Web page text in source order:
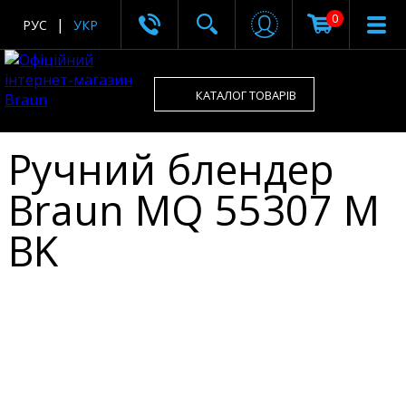
0
РУС УКР
КАТАЛОГ ТОВАРІВ
Ручний блендер
Braun MQ 55307 M
BK